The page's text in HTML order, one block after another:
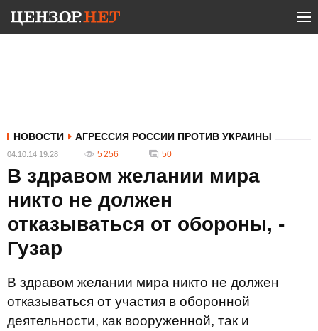
НОВОСТИ АГРЕССИЯ РОССИИ ПРОТИВ УКРАИНЫ
04.10.14 19:28 5 256 50
В здравом желании мира
никто не должен
отказываться от обороны, -
Гузар
В здравом желании мира никто не должен
отказываться от участия в оборонной
деятельности, как вооруженной, так и